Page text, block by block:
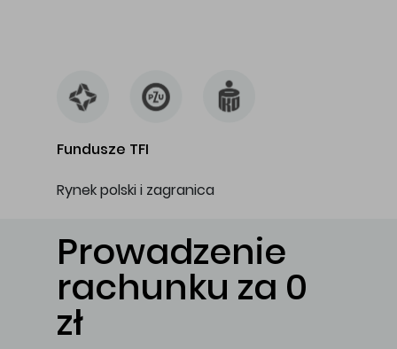
Fundusze TFI
Rynek polski i zagranica
Prowadzenie
rachunku za 0
zł